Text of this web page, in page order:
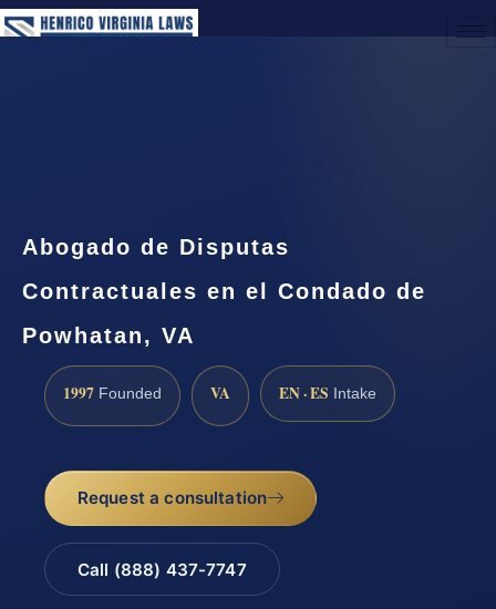
Abogado de Disputas
Contractuales en el Condado de
Powhatan, VA
1997 Founded VA EN · ES Intake
Request a consultation
Call (888) 437-7747